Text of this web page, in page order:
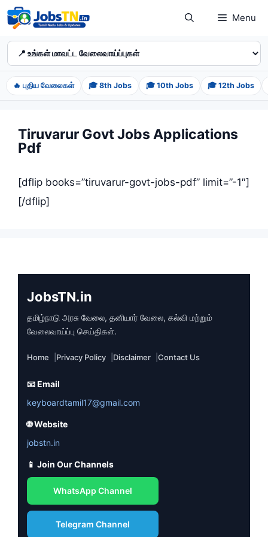
Skip
to
content
Menu
🔥 புதிய வேலைகள் 🎓 8th Jobs 🎓 10th Jobs 🎓 12th Jobs
Tiruvarur Govt Jobs Applications
Pdf
[dflip books=”tiruvarur-govt-jobs-pdf” limit=”-1″]
[/dflip]
JobsTN.in
தமிழ்நாடு அரசு வேலை, தனியார் வேலை, கல்வி மற்றும்
வேலைவாய்ப்பு செய்திகள்.
Home Privacy Policy Disclaimer Contact Us
📧 Email
keyboardtamil17@gmail.com
🌐 Website
jobstn.in
📱 Join Our Channels
WhatsApp Channel
Telegram Channel